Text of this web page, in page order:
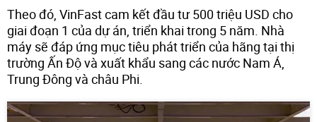
Theo đó, VinFast cam kết đầu tư 500 triệu USD cho
giai đoạn 1 của dự án, triển khai trong 5 năm. Nhà
máy sẽ đáp ứng mục tiêu phát triển của hãng tại thị
trường Ấn Độ và xuất khẩu sang các nước Nam Á,
Trung Đông và châu Phi.